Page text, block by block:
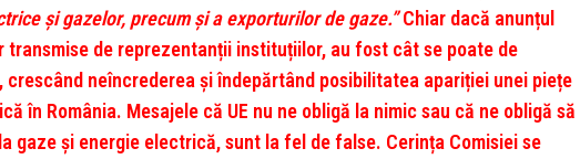
și gazelor, precum și a exporturilor de gaze.”Chiar dacă anunțul
transmise de reprezentanții instituțiilor, au fost cât se poate de
neîncrederea și îndepărtând posibilitatea apariției unei piețe
în România. Mesajele că UE nu ne obligă la nimic sau că ne obligă să
gaze și energie electrică, sunt la fel de false. Cerința Comisiei se